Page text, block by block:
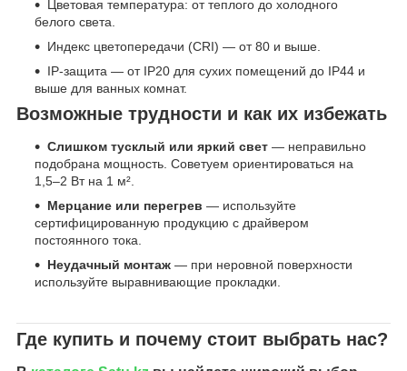
Цветовая температура: от теплого до холодного
белого света.
Индекс цветопередачи (CRI) — от 80 и выше.
IP-защита — от IP20 для сухих помещений до IP44 и
выше для ванных комнат.
Возможные трудности и как их избежать
Слишком тусклый или яркий свет — неправильно
подобрана мощность. Советуем ориентироваться на
1,5–2 Вт на 1 м².
Мерцание или перегрев — используйте
сертифицированную продукцию с драйвером
постоянного тока.
Неудачный монтаж — при неровной поверхности
используйте выравнивающие прокладки.
Где купить и почему стоит выбрать нас?